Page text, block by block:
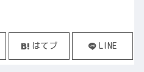
はてブ LINE